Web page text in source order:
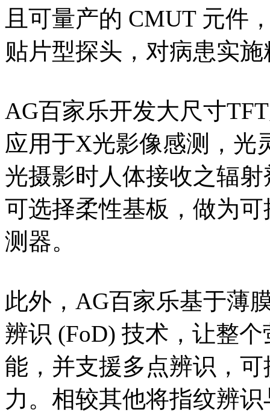
且可量产的 CMUT 元件
贴片型探头，对病患实
AG百家乐开发大尺寸
应用于X光影像感测，光
光摄影时人体接收之辐
可选择柔性基板，做为
测器。
此外，AG百家乐基于薄
辨识 (FoD) 技术，让整
能，并支援多点辨识，
力。相较其他将指纹辨